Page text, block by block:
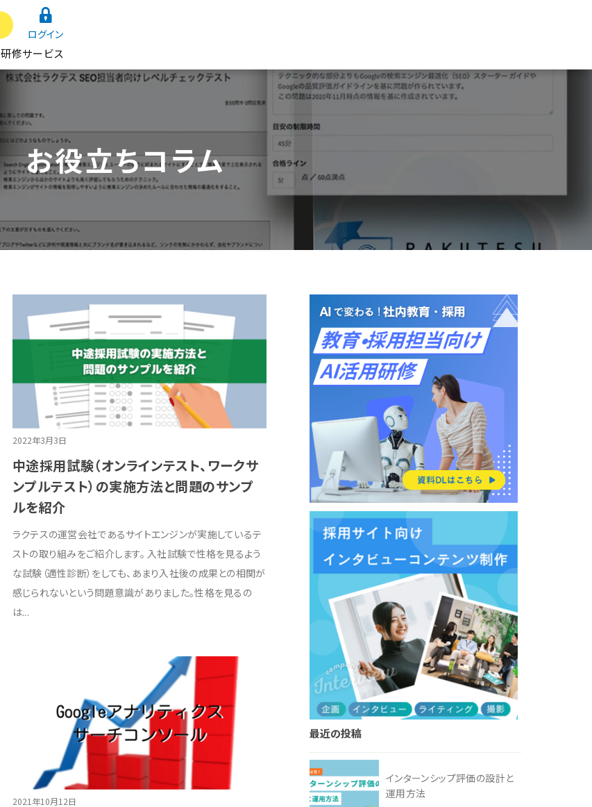
研修サービス
ログイン
お役立ちコラム
2022年3月3日
中途採用試験（オンラインテスト、ワークサ
ンプルテスト）の実施方法と問題のサンプ
ルを紹介
ラクテスの運営会社であるサイトエンジンが実施しているテ
ストの取り組みをご紹介します。 入社試験で性格を見るよう
な試験（適性診断）をしても、あまり入社後の成果との相関が
感じられないという問題意識がありました。性格を見るの
は...
2021年10月12日
最近の投稿
インターンシップ評価の設計と
運用方法